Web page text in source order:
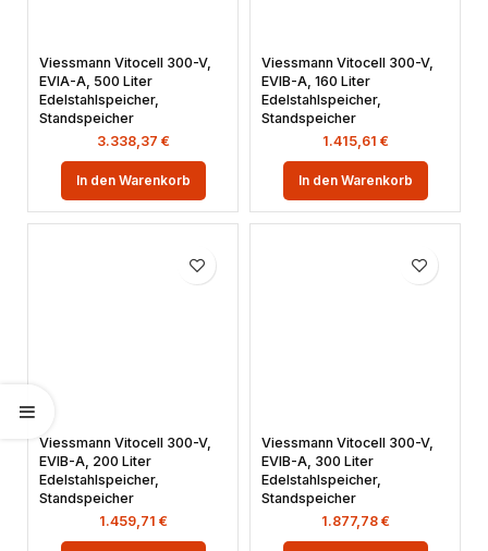
Viessmann Vitocell 300-V,
EVIA-A, 500 Liter
Edelstahlspeicher,
Standspeicher
3.338,37 €
In den Warenkorb
Viessmann Vitocell 300-V,
EVIB-A, 160 Liter
Edelstahlspeicher,
Standspeicher
1.415,61 €
In den Warenkorb
Viessmann Vitocell 300-V,
EVIB-A, 200 Liter
Edelstahlspeicher,
Standspeicher
1.459,71 €
Viessmann Vitocell 300-V,
EVIB-A, 300 Liter
Edelstahlspeicher,
Standspeicher
1.877,78 €